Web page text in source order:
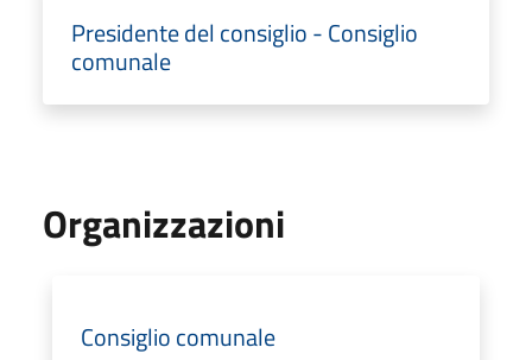
Presidente del consiglio - Consiglio
comunale
Organizzazioni
Consiglio comunale